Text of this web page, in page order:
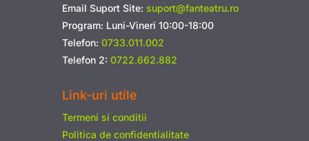
Email Suport Site: suport@fanteatru.ro
Program: Luni-Vineri 10:00-18:00
Telefon: 0733.011.002
Telefon 2: 0722.662.882
Link-uri utile
Termeni si conditii
Politica de confidentialitate